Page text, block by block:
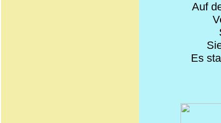
Auf
Es